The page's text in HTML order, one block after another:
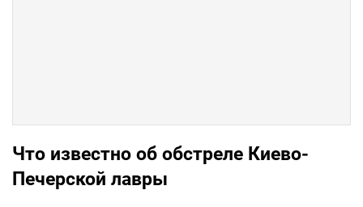
Что известно об обстреле Киево-
Печерской лавры